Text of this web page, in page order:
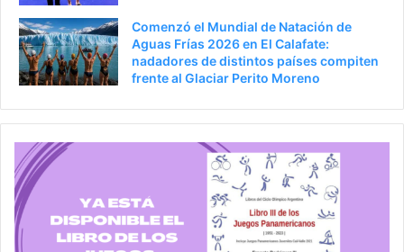
Comenzó el Mundial de Natación de
Aguas Frías 2026 en El Calafate:
nadadores de distintos países compiten
frente al Glaciar Perito Moreno